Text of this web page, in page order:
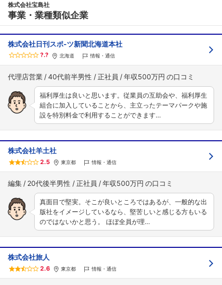
株式会社宝島社
事業・業種類似企業
株式会社日刊スポ-ツ新聞北海道本社
?.? 北海道 情報・通信
代理店営業 40代前半男性 正社員 年収500万円
福利厚生は良いと思います。従業員の互助会や、福利厚生
組合に加入していることから、主立ったテーマパークや施
設を特別料金で利用することができます…
株式会社羊土社
2.5 東京都 情報・通信
編集 20代後半男性 正社員 年収500万円
真面目で堅実。そこが良いところではあるが、一般的な出
版社をイメージしているなら、堅苦しいと感じる方もいる
のではないかと思う。 ほぼ全員が理…
株式会社旅人
2.6 東京都 情報・通信